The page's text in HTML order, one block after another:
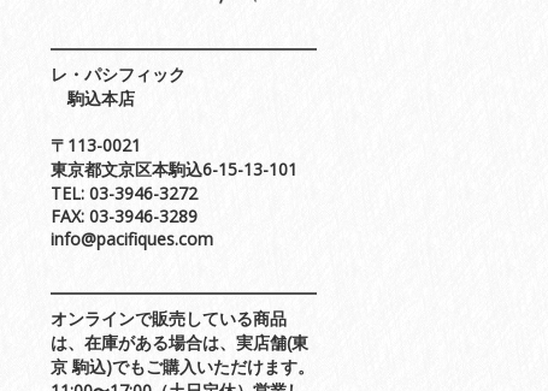
レ・パシフィック
駒込本店
〒113-0021
東京都文京区本駒込6-15-13-101
TEL: 03-3946-3272
FAX: 03-3946-3289
info@pacifiques.com
オンラインで販売している商品
は、在庫がある場合は、実店舗(東
京 駒込)でもご購入いただけます。